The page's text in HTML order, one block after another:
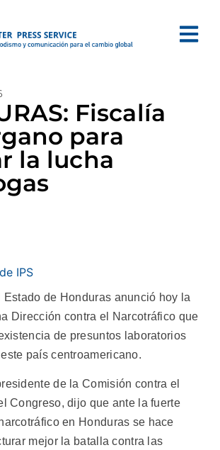
Fiscalía
para
la lucha
IPS
Estado de Honduras anunció hoy la
Dirección contra el Narcotráfico que
de presuntos laboratorios
país centroamericano.
de la Comisión contra el
Congreso, dijo que ante la fuerte
en Honduras se hace
mejor la batalla contra las